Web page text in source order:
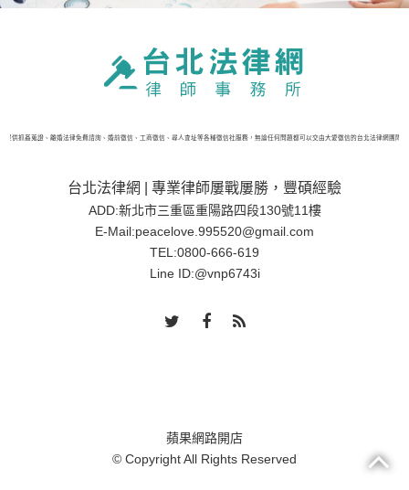
提供抓姦蒐證、離婚法律免費諮詢、婚前徵信、工商徵信、尋人查址等各種徵信社服務，無論任何問題都可以交由大愛徵信的台北法律網團
台北法律網 | 專業律師屢戰屢勝，豐碩經驗
ADD:新北市三重區重陽路四段130號11樓
E-Mail:peacelove.995520@gmail.com
TEL:0800-666-619
Line ID:@vnp6743i
蘋果網路開店
© Copyright All Rights Reserved